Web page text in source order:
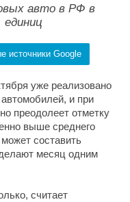
авто в РФ в
источники Google
уже реализовано
и при
преодолеет отметку
выше среднего
составить
месяц одним
считает